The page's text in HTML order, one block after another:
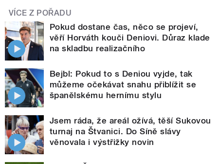
VÍCE Z POŘADU
Pokud dostane čas, něco se projeví,
věří Horváth kouči Deniovi. Důraz klade
na skladbu realizačního
Bejbl: Pokud to s Deniou vyjde, tak
můžeme očekávat snahu přiblížit se
španělskému hernímu stylu
Jsem ráda, že areál ožívá, těší Sukovou
turnaj na Štvanici. Do Síně slávy
věnovala i výstřižky novin